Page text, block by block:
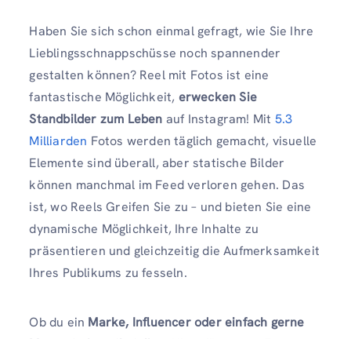
Haben Sie sich schon einmal gefragt, wie Sie Ihre
Lieblingsschnappschüsse noch spannender
gestalten können? Reel mit Fotos ist eine
fantastische Möglichkeit, erwecken Sie
Standbilder zum Leben auf Instagram! Mit 5.3
Milliarden Fotos werden täglich gemacht, visuelle
Elemente sind überall, aber statische Bilder
können manchmal im Feed verloren gehen. Das
ist, wo Reels Greifen Sie zu – und bieten Sie eine
dynamische Möglichkeit, Ihre Inhalte zu
präsentieren und gleichzeitig die Aufmerksamkeit
Ihres Publikums zu fesseln.
Ob du ein Marke, Influencer oder einfach gerne